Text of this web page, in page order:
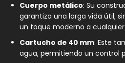
Cuerpo metálico: Su
garantiza una larga vida útil,
un toque moderno a
Cartucho de 40 mm: Este
agua, permitiendo un control